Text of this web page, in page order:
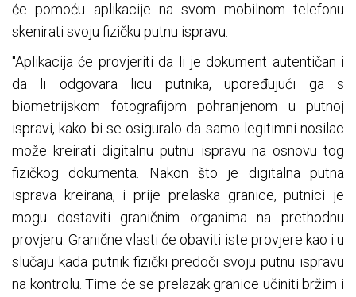
će pomoću aplikacije na svom mobilnom telefonu
skenirati svoju fizičku putnu ispravu.
"Aplikacija će provjeriti da li je dokument autentičan i
da li odgovara licu putnika, upoređujući ga s
biometrijskom fotografijom pohranjenom u putnoj
ispravi, kako bi se osiguralo da samo legitimni nosilac
može kreirati digitalnu putnu ispravu na osnovu tog
fizičkog dokumenta. Nakon što je digitalna putna
isprava kreirana, i prije prelaska granice, putnici je
mogu dostaviti graničnim organima na prethodnu
provjeru. Granične vlasti će obaviti iste provjere kao i u
slučaju kada putnik fizički predoči svoju putnu ispravu
na kontrolu. Time će se prelazak granice učiniti bržim i